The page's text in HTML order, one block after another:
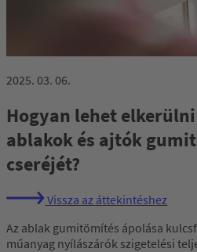
2025. 03. 06.
Hogyan lehet
ablakok és ajtók
cseréjét?
Vissza az áttekintéshez
Az ablak gumitömítés ápolása
műanyag nyílászárók szigetelési